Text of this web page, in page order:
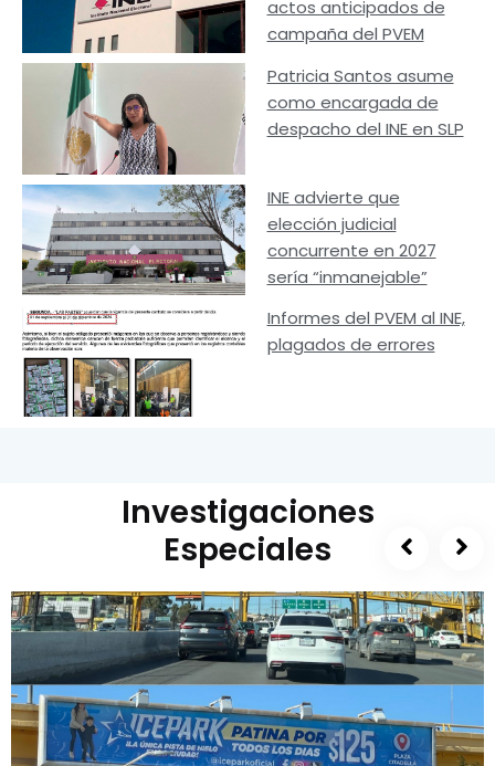
actos anticipados de
campaña del PVEM
Patricia Santos asume
como encargada de
despacho del INE en SLP
INE advierte que
elección judicial
concurrente en 2027
sería “inmanejable”
Informes del PVEM al INE,
plagados de errores
Investigaciones
Especiales